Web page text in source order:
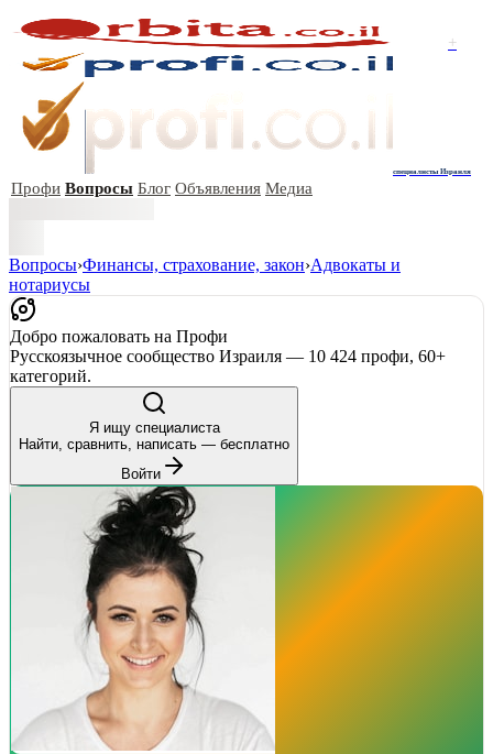
+
специалисты Израиля
Профи Вопросы Блог Объявления Медиа
Вопросы›Финансы, страхование, закон›Адвокаты и
нoтариусы
Добро пожаловать на Профи
Русскоязычное сообщество Израиля — 10 424 профи, 60+
категорий.
Я ищу специалиста
Найти, сравнить, написать — бесплатно
Войти